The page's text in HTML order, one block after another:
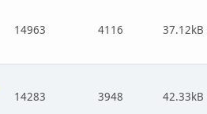
14963 4116 37.12kB
14283 3948 42.33kB